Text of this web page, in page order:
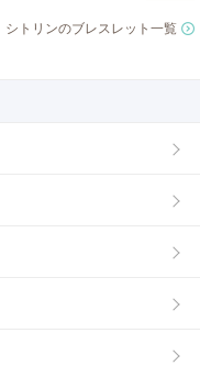
シトリンのブレスレット一覧